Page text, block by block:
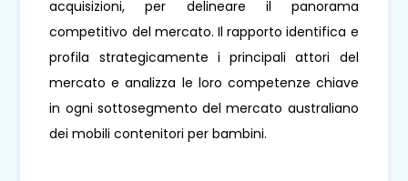
acquisizioni, per delineare il panorama
competitivo del mercato. Il rapporto identifica e
profila strategicamente i principali attori del
mercato e analizza le loro competenze chiave
in ogni sottosegmento del mercato australiano
dei mobili contenitori per bambini.